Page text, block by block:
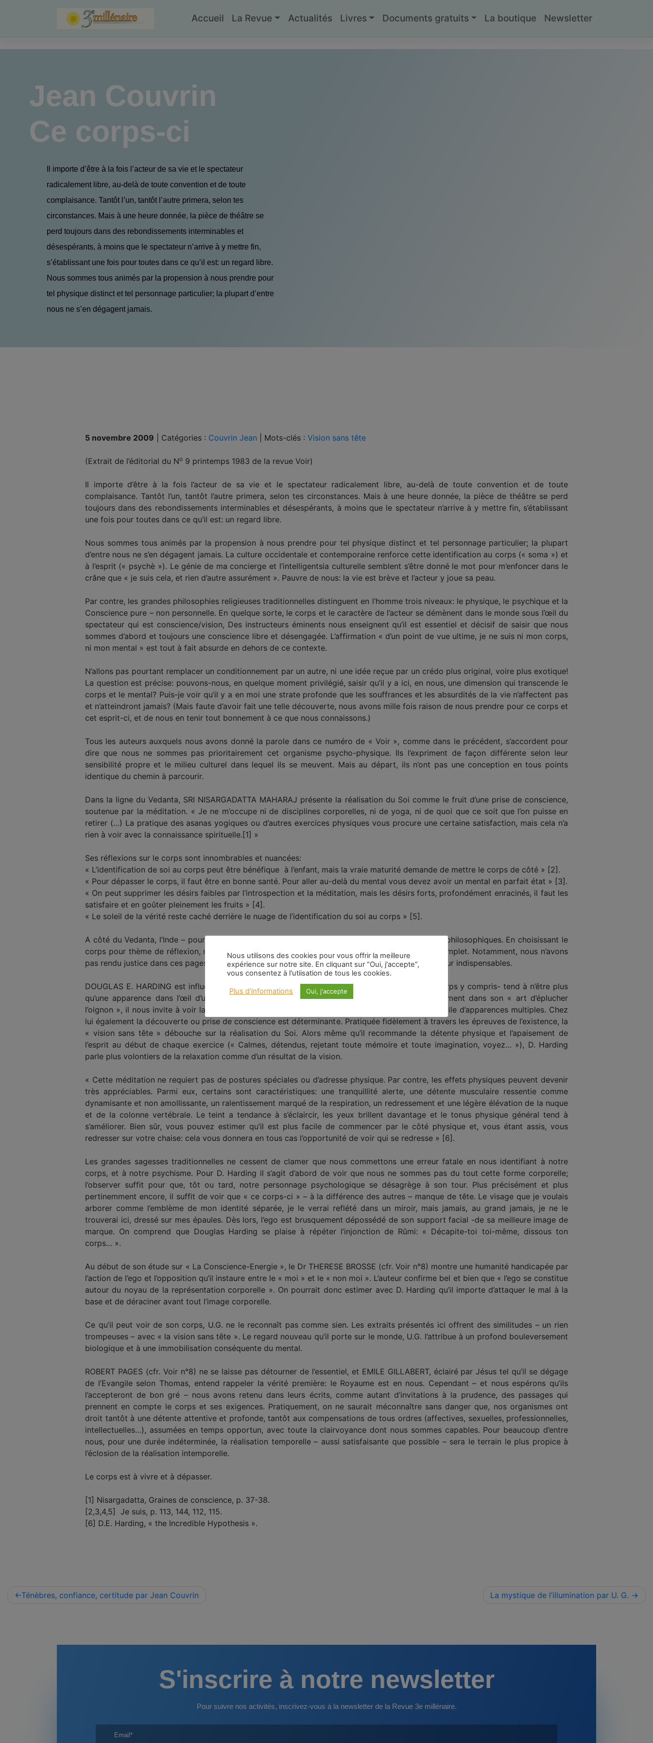
Accueil La Revue Actualités Livres Documents gratuits La boutique Newsletter
Jean Couvrin
Ce corps-ci
Il importe d’être à la fois l’acteur de sa vie et le spectateur
radicalement libre, au-delà de toute convention et de toute
complaisance. Tantôt l’un, tantôt l’autre primera, selon tes
circonstances. Mais à une heure donnée, la pièce de théâtre se
perd toujours dans des rebondissements interminables et
désespérants, à moins que le spectateur n’arrive à y mettre fin,
s’établissant une fois pour toutes dans ce qu’il est: un regard libre.
Nous sommes tous animés par la propension à nous prendre pour
tel physique distinct et tel personnage particulier; la plupart d’entre
nous ne s’en dégagent jamais.
5 novembre 2009 Catégories : Couvrin Jean Mots-clés : Vision sans tête
(Extrait de l’éditorial du No 9 printemps 1983 de la revue Voir)
Il importe d’être à la fois l’acteur de sa vie et le spectateur radicalement libre, au-delà de toute convention et de toute
complaisance. Tantôt l’un, tantôt l’autre primera, selon tes circonstances. Mais à une heure donnée, la pièce de théâtre se perd
toujours dans des rebondissements interminables et désespérants, à moins que le spectateur n’arrive à y mettre fin, s’établissant
une fois pour toutes dans ce qu’il est: un regard libre.
Nous sommes tous animés par la propension à nous prendre pour tel physique distinct et tel personnage particulier; la plupart
d’entre nous ne s’en dégagent jamais. La culture occidentale et contemporaine renforce cette identification au corps (« soma ») et
à l’esprit (« psychè »). Le génie de ma concierge et l’intelligentsia culturelle semblent s’être donné le mot pour m’enfoncer dans le
crâne que « je suis cela, et rien d’autre assurément ». Pauvre de nous: la vie est brève et l’acteur y joue sa peau.
Par contre, les grandes philosophies religieuses traditionnelles distinguent en l’homme trois niveaux: le physique, le psychique et la
Conscience pure – non personnelle. En quelque sorte, le corps et le caractère de l’acteur se démènent dans le monde sous l’œil du
spectateur qui est conscience/vision, Des instructeurs éminents nous enseignent qu’il est essentiel et décisif de saisir que nous
sommes d’abord et toujours une conscience libre et désengagée. L’affirmation « d’un point de vue ultime, je ne suis ni mon corps,
ni mon mental » est tout à fait absurde en dehors de ce contexte.
N’allons pas pourtant remplacer un conditionnement par un autre, ni une idée reçue par un crédo plus original, voire plus exotique!
La question est précise: pouvons-nous, en quelque moment privilégié, saisir qu’il y a ici, en nous, une dimension qui transcende le
corps et le mental? Puis-je voir qu’il y a en moi une strate profonde que les souffrances et les absurdités de la vie n’affectent pas
et n’atteindront jamais? (Mais faute d’avoir fait une telle découverte, nous avons mille fois raison de nous prendre pour ce corps et
cet esprit-ci, et de nous en tenir tout bonnement à ce que nous connaissons.)
Tous les auteurs auxquels nous avons donné la parole dans ce numéro de « Voir », comme dans le précédent, s’accordent pour
dire que nous ne sommes pas prioritairement cet organisme psycho-physique. Ils l’expriment de façon différente selon leur
sensibilité propre et le milieu culturel dans lequel ils se meuvent. Mais au départ, ils n’ont pas une conception en tous points
identique du chemin à parcourir.
Dans la ligne du Vedanta, SRI NISARGADATTA MAHARAJ présente la réalisation du Soi comme le fruit d’une prise de conscience,
soutenue par la méditation. « Je ne m’occupe ni de disciplines corporelles, ni de yoga, ni de quoi que ce soit que l’on puisse en
retirer (…) La pratique des asanas yogiques ou d’autres exercices physiques vous procure une certaine satisfaction, mais cela n’a
rien à voir avec la connaissance spirituelle.[1] »
Ses réflexions sur le corps sont innombrables et nuancées:
« L’identification de soi au corps peut être bénéfique à l’enfant, mais la vraie maturité demande de mettre le corps de côté » [2].
« Pour dépasser le corps, il faut être en bonne santé. Pour aller au-delà du mental vous devez avoir un mental en parfait état » [3].
« On peut supprimer les désirs faibles par l’introspection et la méditation, mais les désirs forts, profondément enracinés, il faut les
satisfaire et en goûter pleinement les fruits » [4].
« Le soleil de la vérité reste caché derrière le nuage de l’identification du soi au corps » [5].
A côté du Vedanta, l’Inde – pour ne mentionner qu’elle – a produit un grand nombre de courants philosophiques. En choisissant le
corps pour thème de réflexion, nous n’avons pas rêvé un seul instant que nous pourrions être complet. Notamment, nous n’avons
pas rendu justice dans ces pages au yoga classique qui tient l’ascèse et la discipline corporelle pour indispensables.
DOUGLAS E. HARDING est influencé par la science contemporaine pour qui la matière – mon corps y compris- tend à n’être plus
qu’une apparence dans l’œil d’un observateur extérieur. Tout au long de son œuvre et notamment dans son « art d’éplucher
l’oignon », il nous invite à voir la transparence qui règne ici, au lieu de notre présence, sous le voile d’apparences multiples. Chez
lui également la découverte ou prise de conscience est déterminante. Pratiquée fidèlement à travers les épreuves de l’existence, la
« vision sans tête » débouche sur la réalisation du Soi. Alors même qu’il recommande la détente physique et l’apaisement de
l’esprit au début de chaque exercice (« Calmes, détendus, rejetant toute mémoire et toute imagination, voyez… »), D. Harding
parle plus volontiers de la relaxation comme d’un résultat de la vision.
« Cette méditation ne requiert pas de postures spéciales ou d’adresse physique. Par contre, les effets physiques peuvent devenir
très appréciables. Parmi eux, certains sont caractéristiques: une tranquillité alerte, une détente musculaire ressentie comme
dynamisante et non amollissante, un ralentissement marqué de la respiration, un redressement et une légère élévation de la nuque
et de la colonne vertébrale. Le teint a tendance à s’éclaircir, les yeux brillent davantage et le tonus physique général tend à
s’améliorer. Bien sûr, vous pouvez estimer qu’il est plus facile de commencer par le côté physique et, vous étant assis, vous
redresser sur votre chaise: cela vous donnera en tous cas l’opportunité de voir qui se redresse » [6].
Les grandes sagesses traditionnelles ne cessent de clamer que nous commettons une erreur fatale en nous identifiant à notre
corps, et à notre psychisme. Pour D. Harding il s’agit d’abord de voir que nous ne sommes pas du tout cette forme corporelle;
l’observer suffit pour que, tôt ou tard, notre personnage psychologique se désagrège à son tour. Plus précisément et plus
pertinemment encore, il suffit de voir que « ce corps-ci » – à la différence des autres – manque de tête. Le visage que je voulais
arborer comme l’emblème de mon identité séparée, je le verrai reflété dans un miroir, mais jamais, au grand jamais, je ne le
trouverai ici, dressé sur mes épaules. Dès lors, l’ego est brusquement dépossédé de son support facial -de sa meilleure image de
marque. On comprend que Douglas Harding se plaise à répéter l’injonction de Rûmi: « Décapite-toi toi-même, dissous ton
corps… ».
Au début de son étude sur « La Conscience-Energie », le Dr THERESE BROSSE (cfr. Voir n°8) montre une humanité handicapée par
l’action de l’ego et l’opposition qu’il instaure entre le « moi » et le « non moi ». L’auteur confirme bel et bien que « l’ego se constitue
autour du noyau de la représentation corporelle ». On pourrait donc estimer avec D. Harding qu’il importe d’attaquer le mal à la
base et de déraciner avant tout l’image corporelle.
Ce qu’il peut voir de son corps, U.G. ne le reconnaît pas comme sien. Les extraits présentés ici offrent des similitudes – un rien
trompeuses – avec « la vision sans tête ». Le regard nouveau qu’il porte sur le monde, U.G. l’attribue à un profond bouleversement
biologique et à une immobilisation conséquente du mental.
ROBERT PAGES (cfr. Voir n°8) ne se laisse pas détourner de l’essentiel, et EMILE GILLABERT, éclairé par Jésus tel qu’il se dégage
de l’Evangile selon Thomas, entend rappeler la vérité première: le Royaume est en nous. Cependant – et nous espérons qu’ils
l’accepteront de bon gré – nous avons retenu dans leurs écrits, comme autant d’invitations à la prudence, des passages qui
prennent en compte le corps et ses exigences. Pratiquement, on ne saurait méconnaître sans danger que, nos organismes ont
droit tantôt à une détente attentive et profonde, tantôt aux compensations de tous ordres (affectives, sexuelles, professionnelles,
intellectuelles…), assumées en temps opportun, avec toute la clairvoyance dont nous sommes capables. Pour beaucoup d’entre
nous, pour une durée indéterminée, la réalisation temporelle – aussi satisfaisante que possible – sera le terrain le plus propice à
l’éclosion de la réalisation intemporelle.
Le corps est à vivre et à dépasser.
[1] Nisargadatta, Graines de conscience, p. 37-38.
[2,3,4,5] Je suis, p. 113, 144, 112, 115.
[6] D.E. Harding, « the Incredible Hypothesis ».
Navigation
Ténèbres, confiance, certitude par Jean Couvrin La mystique de l’illumination par U. G.
S'inscrire à notre newsletter
Pour suivre nos activités, inscrivez-vous à la newsletter de la Revue 3e millénaire.
Nous utilisons des cookies pour vous offrir la meilleure
expérience sur notre site. En cliquant sur “Oui, j'accepte”,
vous consentez à l'utiisation de tous les cookies.
Plus d'informations Oui, j'accepte